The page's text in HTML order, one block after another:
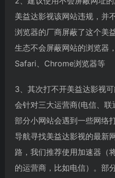
美益达影视该网站违规，并
浏览器的厂商屏蔽了这个美
生态不会屏蔽网站的浏览器
Safari、Chrome浏览器等
3、其次打不开美益达影视
会针对三大运营商(电信、
部分小网站会遇到一些网络
导航寻找美益达影视的最新
路，我们推荐使用加速器（
的运营商，比如电信）。部